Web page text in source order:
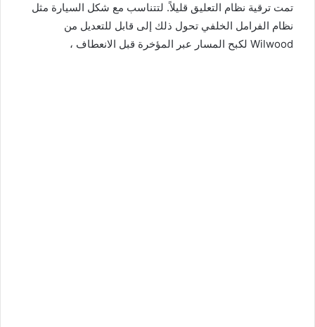
تمت ترقية نظام التعليق قليلاً. لتتناسب مع شكل السيارة مثل
نظام الفرامل الخلفي تحول ذلك إلى قابل للتعديل من
Wilwood لكبح المسار عبر المؤخرة قبل الانعطاف ،